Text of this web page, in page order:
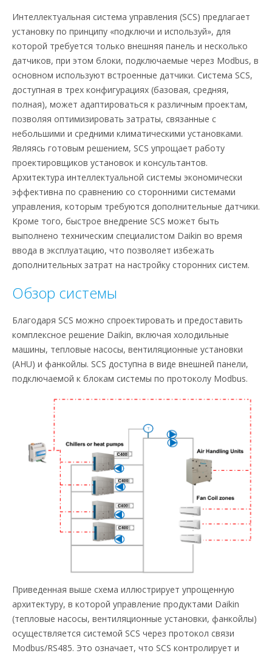
Интеллектуальная система управления (SCS) предлагает
установку по принципу «подключи и используй», для
которой требуется только внешняя панель и несколько
датчиков, при этом блоки, подключаемые через Modbus, в
основном используют встроенные датчики. Система SCS,
доступная в трех конфигурациях (базовая, средняя,
полная), может адаптироваться к различным проектам,
позволяя оптимизировать затраты, связанные с
небольшими и средними климатическими установками.
Являясь готовым решением, SCS упрощает работу
проектировщиков установок и консультантов.
Архитектура интеллектуальной системы экономически
эффективна по сравнению со сторонними системами
управления, которым требуются дополнительные датчики.
Кроме того, быстрое внедрение SCS может быть
выполнено техническим специалистом Daikin во время
ввода в эксплуатацию, что позволяет избежать
дополнительных затрат на настройку сторонних систем.
Обзор системы
Благодаря SCS можно спроектировать и предоставить
комплексное решение Daikin, включая холодильные
машины, тепловые насосы, вентиляционные установки
(AHU) и фанкойлы. SCS доступна в виде внешней панели,
подключаемой к блокам системы по протоколу Modbus.
Приведенная выше схема иллюстрирует упрощенную
архитектуру, в которой управление продуктами Daikin
(тепловые насосы, вентиляционные установки, фанкойлы)
осуществляется системой SCS через протокол связи
Modbus/RS485. Это означает, что SCS контролирует и